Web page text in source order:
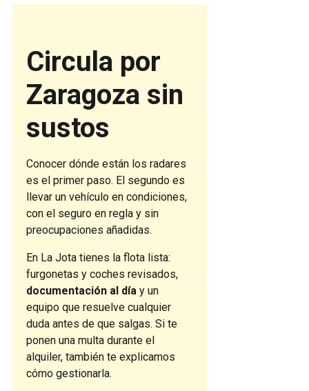
Circula por
Zaragoza sin
sustos
Conocer dónde están los radares
es el primer paso. El segundo es
llevar un vehículo en condiciones,
con el seguro en regla y sin
preocupaciones añadidas.
En La Jota tienes la flota lista:
furgonetas y coches revisados,
documentación al día y un
equipo que resuelve cualquier
duda antes de que salgas. Si te
ponen una multa durante el
alquiler, también te explicamos
cómo gestionarla.